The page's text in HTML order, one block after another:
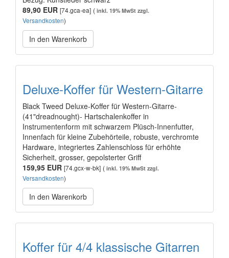
89,90 EUR [74.gca-ea] ( inkl. 19% MwSt zzgl.
Versandkosten)
In den Warenkorb
Deluxe-Koffer für Western-Gitarre
Black Tweed Deluxe-Koffer für Western-Gitarre-
(41"dreadnought)- Hartschalenkoffer in
Instrumentenform mit schwarzem Plüsch-Innenfutter,
Innenfach für kleine Zubehörteile, robuste, verchromte
Hardware, integriertes Zahlenschloss für erhöhte
Sicherheit, grosser, gepolsterter Griff
159,95 EUR [74.gcx-w-bk] ( inkl. 19% MwSt zzgl.
Versandkosten)
In den Warenkorb
Koffer für 4/4 klassische Gitarren